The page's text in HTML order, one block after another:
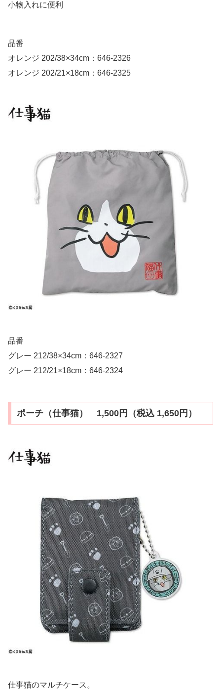
小物入れに便利
品番
オレンジ 202/38×34cm：646-2326
オレンジ 202/21×18cm：646-2325
品番
グレー 212/38×34cm：646-2327
グレー 212/21×18cm：646-2324
ポーチ（仕事猫） 1,500円（税込 1,650円）
仕事猫のマルチケース。